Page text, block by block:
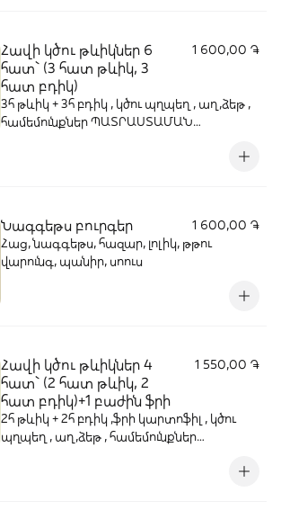
Հավի կծու թևիկներ 6
հատ` (3 հատ թևիկ, 3
հատ բդիկ)
1 600,00 ֏
3հ թևիկ + 3հ բդիկ , կծու պղպեղ , աղ,ձեթ ,
համեմունքներ ՊԱՏՐԱՍՏԱՄԱՆ
Նագգեթս բուրգեր
1 600,00 ֏
Հաց, նագգեթս, հազար, լոլիկ, թթու
վարունգ, պանիր, սոուս
Հավի կծու թևիկներ 4
հատ` (2 հատ թևիկ, 2
հատ բդիկ)+1 բաժին ֆրի
1 550,00 ֏
2հ թևիկ + 2հ բդիկ ,ֆրի կարտոֆիլ , կծու
պղպեղ , աղ,ձեթ , համեմունքներ